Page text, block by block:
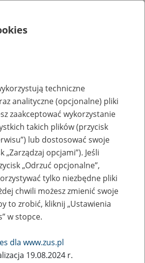
siebie - zakładanie profili
Twojej firmy
techniczne
analityczne (opcjonalne) pliki
zaakceptować wykorzystanie
takich plików (przycisk
lub dostosować swoje
„Zarządzaj opcjami”). Jeśli
„Odrzuć opcjonalne”,
tylko niezbędne pliki
chwili możesz zmienić swoje
to zrobić, kliknij „Ustawienia
w stopce.
dla www.zus.pl
19.08.2024 r.